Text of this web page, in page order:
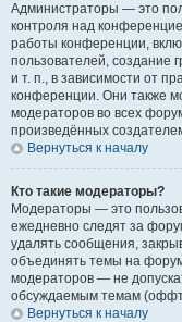
Администраторы — это
контроля над
работы конференции,
пользователей, создание
и т. п., в зависимости от
конференции. Они также
модераторов во всех
произведённых
Вернуться к началу
Кто такие модераторы?
Модераторы — это
ежедневно следят за
удалять сообщения,
объединять темы на
модераторов — не
обсуждаемым темам
Вернуться к началу